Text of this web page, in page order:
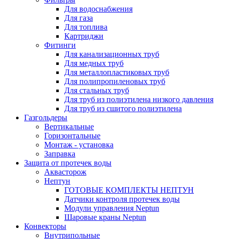
Для водоснабжения
Для газа
Для топлива
Картриджи
Фитинги
Для канализационных труб
Для медных труб
Для металлопластиковых труб
Для полипропиленовых труб
Для стальных труб
Для труб из полиэтилена низкого давления
Для труб из сшитого полиэтилена
Газгольдеры
Вертикальные
Горизонтальные
Монтаж - установка
Заправка
Защита от протечек воды
Аквасторож
Нептун
ГОТОВЫЕ КОМПЛЕКТЫ НЕПТУН
Датчики контроля протечек воды
Модули управления Neptun
Шаровые краны Neptun
Конвекторы
Внутрипольные